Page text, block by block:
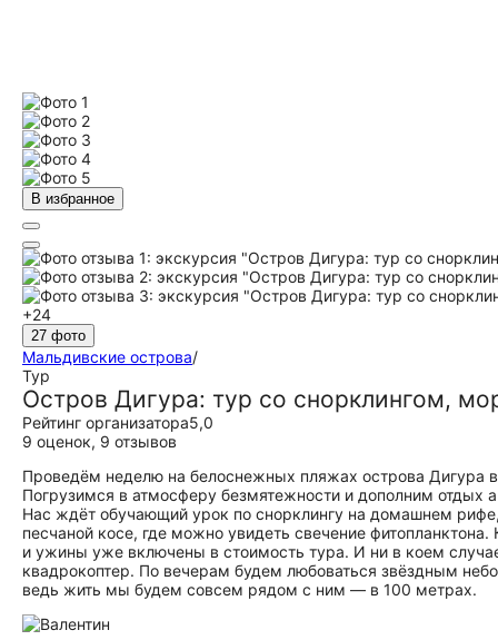
В избранное
+24
27 фото
Мальдивские острова/
Тур
Остров Дигура: тур со снорклингом,
Рейтинг организатора5,0
9 оценок, 9 отзывов
Проведём неделю на белоснежных пляжах острова Дигура
Погрузимся в атмосферу безмятежности и дополним отдых
Нас ждёт обучающий урок по снорклингу на домашнем
песчаной косе, где можно увидеть свечение
и ужины уже включены в стоимость тура. И ни в коем
квадрокоптер. По вечерам будем любоваться звёздным
ведь жить мы будем совсем рядом с ним — в 100 метрах.